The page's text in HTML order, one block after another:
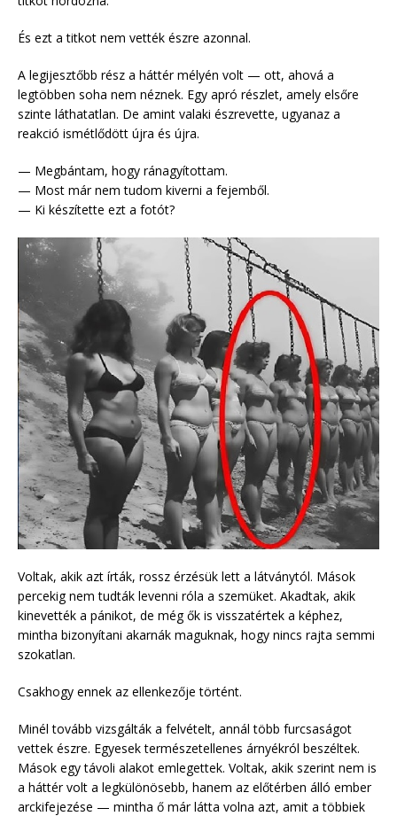
És ezt a titkot nem vették észre azonnal.
A legijesztőbb rész a háttér mélyén volt — ott, ahová a
legtöbben soha nem néznek. Egy apró részlet, amely elsőre
szinte láthatatlan. De amint valaki észrevette, ugyanaz a
reakció ismétlődött újra és újra.
— Megbántam, hogy ránagyítottam.
— Most már nem tudom kiverni a fejemből.
— Ki készítette ezt a fotót?
Voltak, akik azt írták, rossz érzésük lett a látványtól. Mások
percekig nem tudták levenni róla a szemüket. Akadtak, akik
kinevették a pánikot, de még ők is visszatértek a képhez,
mintha bizonyítani akarnák maguknak, hogy nincs rajta semmi
szokatlan.
Csakhogy ennek az ellenkezője történt.
Minél tovább vizsgálták a felvételt, annál több furcsaságot
vettek észre. Egyesek természetellenes árnyékról beszéltek.
Mások egy távoli alakot emlegettek. Voltak, akik szerint nem is
a háttér volt a legkülönösebb, hanem az előtérben álló ember
arckifejezése — mintha ő már látta volna azt, amit a többiek